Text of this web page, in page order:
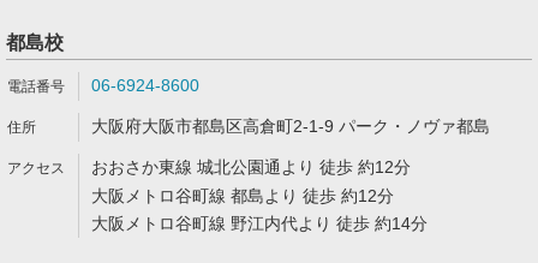
都島校
06-6924-8600
大阪府大阪市都島区高倉町2-1-9 パーク・ノヴァ都島
おおさか東線 城北公園通より 徒歩 約12分
大阪メトロ谷町線 都島より 徒歩 約12分
大阪メトロ谷町線 野江内代より 徒歩 約14分